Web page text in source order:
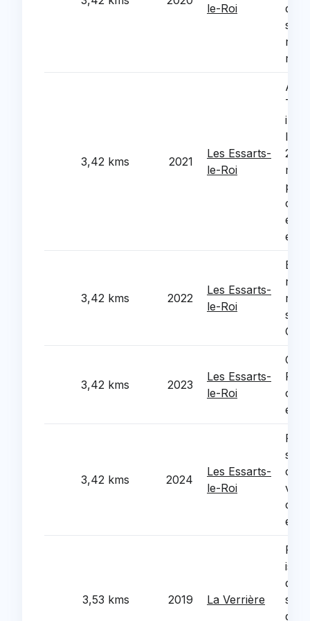
le-Roi
du
3,42 kms 2021
Les Essarts-
le-Roi
TNI
les
2
3,42 kms 2022
Les Essarts-
le-Roi
3,42 kms 2023
Les Essarts-
le-Roi
et
3,42 kms 2024
Les Essarts-
le-Roi
et
3,53 kms 2019 La Verrière
du
de